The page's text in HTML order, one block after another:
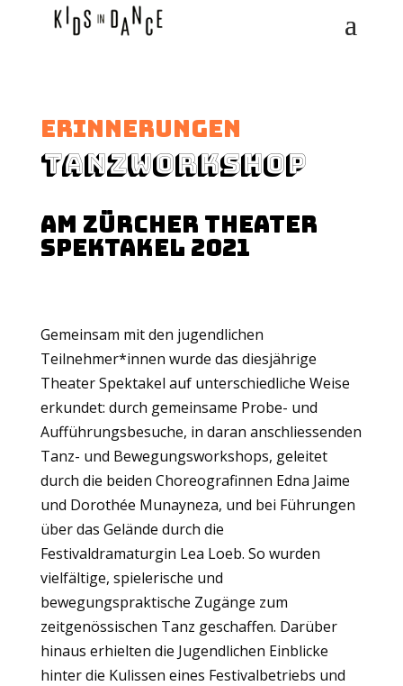
Erinnerungen
TAnzworkshop
AM ZÜRCHER THEATER
SPEKTAKEL 2021
Gemeinsam mit den jugendlichen
Teilnehmer*innen wurde das diesjährige
Theater Spektakel auf unterschiedliche Weise
erkundet: durch gemeinsame Probe- und
Aufführungsbesuche, in daran anschliessenden
Tanz- und Bewegungsworkshops, geleitet
durch die beiden Choreografinnen Edna Jaime
und Dorothée Munayneza, und bei Führungen
über das Gelände durch die
Festivaldramaturgin Lea Loeb. So wurden
vielfältige, spielerische und
bewegungspraktische Zugänge zum
zeitgenössischen Tanz geschaffen. Darüber
hinaus erhielten die Jugendlichen Einblicke
hinter die Kulissen eines Festivalbetriebs und